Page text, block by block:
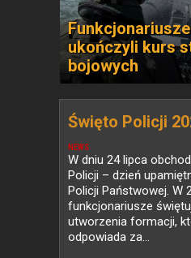
ukończyli kurs
bojowych
NEWS
Święto Policji
W dniu 24 lipca
Policji – dzień
Policji Państwowej. W
funkcjonariusze
utworzenia formacji,
odpowiada za...